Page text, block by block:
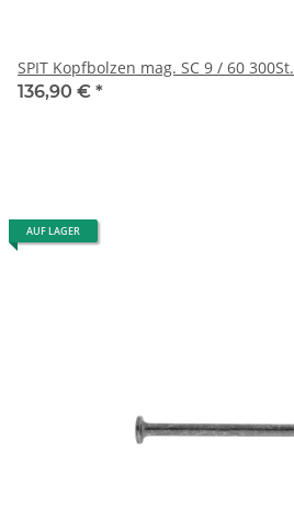
SPIT Kopfbolzen mag. SC 9 / 60 300St.
136,90 € *
AUF LAGER